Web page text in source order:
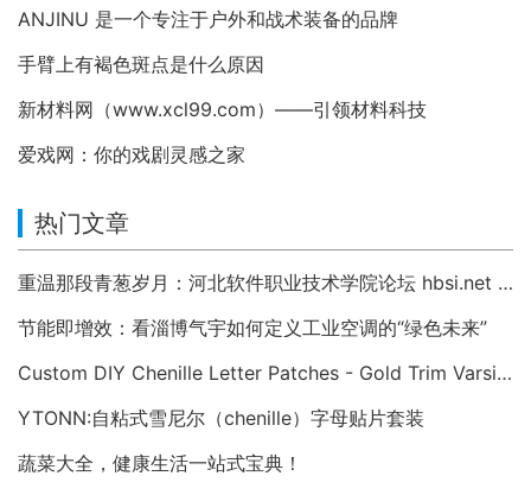
ANJINU 是一个专注于户外和战术装备的品牌
手臂上有褐色斑点是什么原因
新材料网（www.xcl99.com）——引领材料科技
爱戏网：你的戏剧灵感之家
热门文章
重温那段青葱岁月：河北软件职业技术学院论坛 hbsi.net —— 2007 年至今的校园数字记忆
节能即增效：看淄博气宇如何定义工业空调的“绿色未来”
Custom DIY Chenille Letter Patches - Gold Trim Varsity Alphabet Appliques
YTONN:自粘式雪尼尔（chenille）字母贴片套装
蔬菜大全，健康生活一站式宝典！